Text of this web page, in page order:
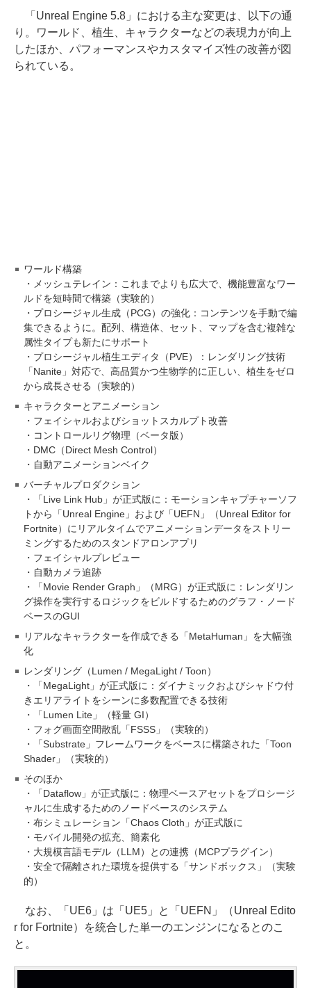
「Unreal Engine 5.8」における主な変更は、以下の通
り。ワールド、植生、キャラクターなどの表現力が向上
したほか、パフォーマンスやカスタマイズ性の改善が図
られている。
ワールド構築
・メッシュテレイン：これまでよりも広大で、機能豊富なワー
ルドを短時間で構築（実験的）
・プロシージャル生成（PCG）の強化：コンテンツを手動で編
集できるように。配列、構造体、セット、マップを含む複雑な
属性タイプも新たにサポート
・プロシージャル植生エディタ（PVE）：レンダリング技術
「Nanite」対応で、高品質かつ生物学的に正しい、植生をゼロ
から成長させる（実験的）
キャラクターとアニメーション
・フェイシャルおよびショットスカルプト改善
・コントロールリグ物理（ベータ版）
・DMC（Direct Mesh Control）
・自動アニメーションベイク
バーチャルプロダクション
・「Live Link Hub」が正式版に：モーションキャプチャーソフ
トから「Unreal Engine」および「UEFN」（Unreal Editor for
Fortnite）にリアルタイムでアニメーションデータをストリー
ミングするためのスタンドアロンアプリ
・フェイシャルプレビュー
・自動カメラ追跡
・「Movie Render Graph」（MRG）が正式版に：レンダリン
グ操作を実行するロジックをビルドするためのグラフ・ノード
ベースのGUI
リアルなキャラクターを作成できる「MetaHuman」を大幅強
化
レンダリング（Lumen / MegaLight / Toon）
・「MegaLight」が正式版に：ダイナミックおよびシャドウ付
きエリアライトをシーンに多数配置できる技術
・「Lumen Lite」（軽量 GI）
・フォグ画面空間散乱「FSSS」（実験的）
・「Substrate」フレームワークをベースに構築された「Toon
Shader」（実験的）
そのほか
・「Dataflow」が正式版に：物理ベースアセットをプロシージ
ャルに生成するためのノードベースのシステム
・布シミュレーション「Chaos Cloth」が正式版に
・モバイル開発の拡充、簡素化
・大規模言語モデル（LLM）との連携（MCPプラグイン）
・安全で隔離された環境を提供する「サンドボックス」（実験
的）
なお、「UE6」は「UE5」と「UEFN」（Unreal Edito
r for Fortnite）を統合した単一のエンジンになるとのこ
と。